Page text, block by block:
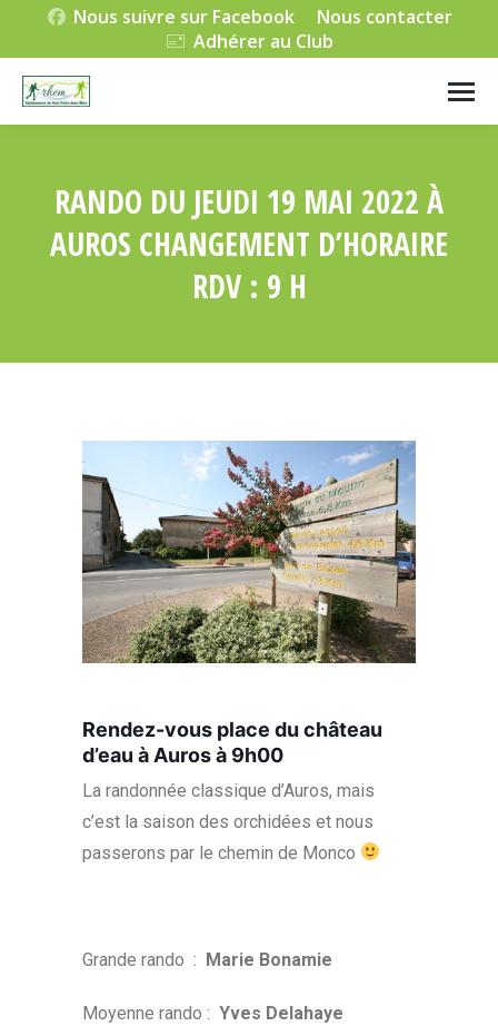
Nous suivre sur Facebook
Nous contacter
Adhérer au Club
RANDO DU JEUDI 19 MAI 2022 À
AUROS CHANGEMENT D’HORAIRE
RDV : 9 H
Rendez-vous place du château
d’eau à Auros à 9h00
La randonnée classique d’Auros, mais
c’est la saison des orchidées et nous
passerons par le chemin de Monco
Grande rando : Marie Bonamie
Moyenne rando : Yves Delahaye